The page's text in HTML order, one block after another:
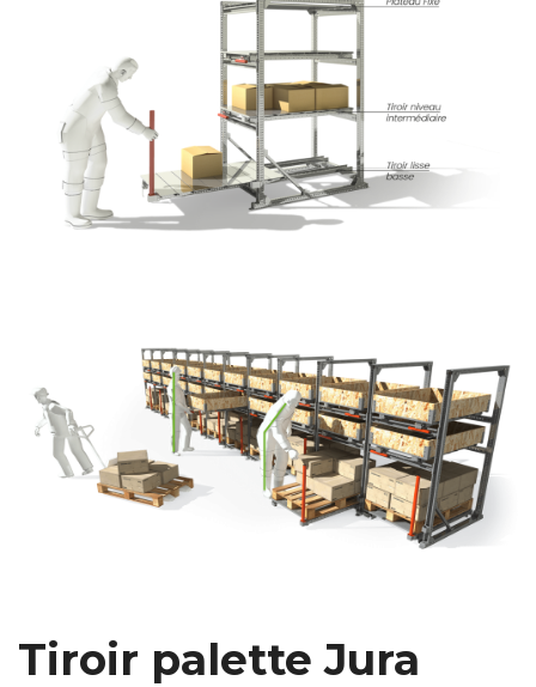
Tiroir palette Jura